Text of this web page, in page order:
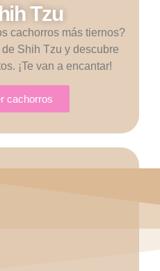
Tzu
cachorros más tiernos?
Shih Tzu y descubre
¡Te van a encantar!
cachorros